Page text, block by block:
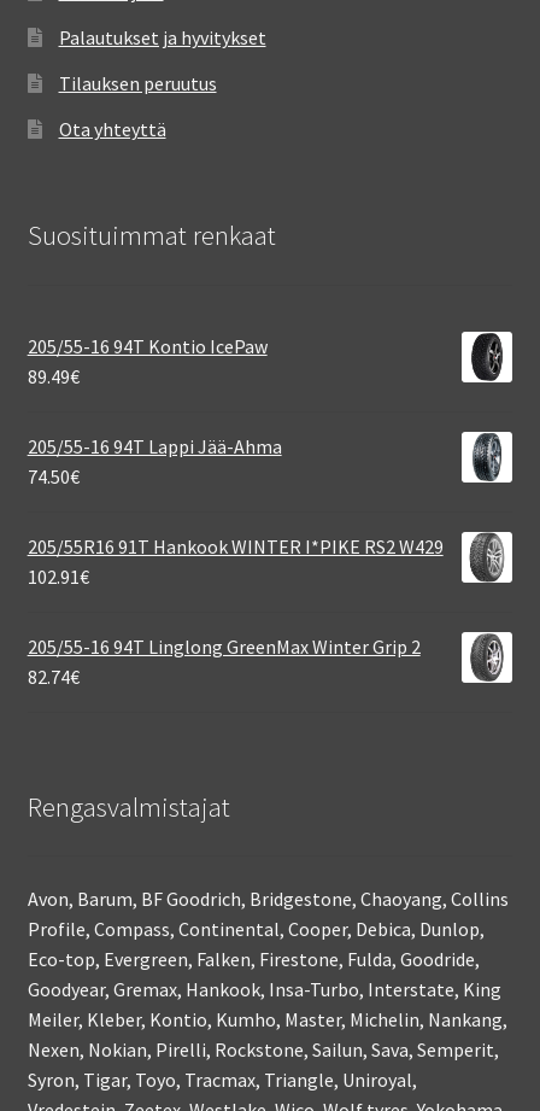
Palautukset ja hyvitykset
Tilauksen peruutus
Ota yhteyttä
Suosituimmat renkaat
205/55-16 94T Kontio IcePaw
89.49€
205/55-16 94T Lappi Jää-Ahma
74.50€
205/55R16 91T Hankook WINTER I*PIKE RS2 W429
102.91€
205/55-16 94T Linglong GreenMax Winter Grip 2
82.74€
Rengasvalmistajat
Avon, Barum, BF Goodrich, Bridgestone, Chaoyang, Collins
Profile, Compass, Continental, Cooper, Debica, Dunlop,
Eco-top, Evergreen, Falken, Firestone, Fulda, Goodride,
Goodyear, Gremax, Hankook, Insa-Turbo, Interstate, King
Meiler, Kleber, Kontio, Kumho, Master, Michelin, Nankang,
Nexen, Nokian, Pirelli, Rockstone, Sailun, Sava, Semperit,
Syron, Tigar, Toyo, Tracmax, Triangle, Uniroyal,